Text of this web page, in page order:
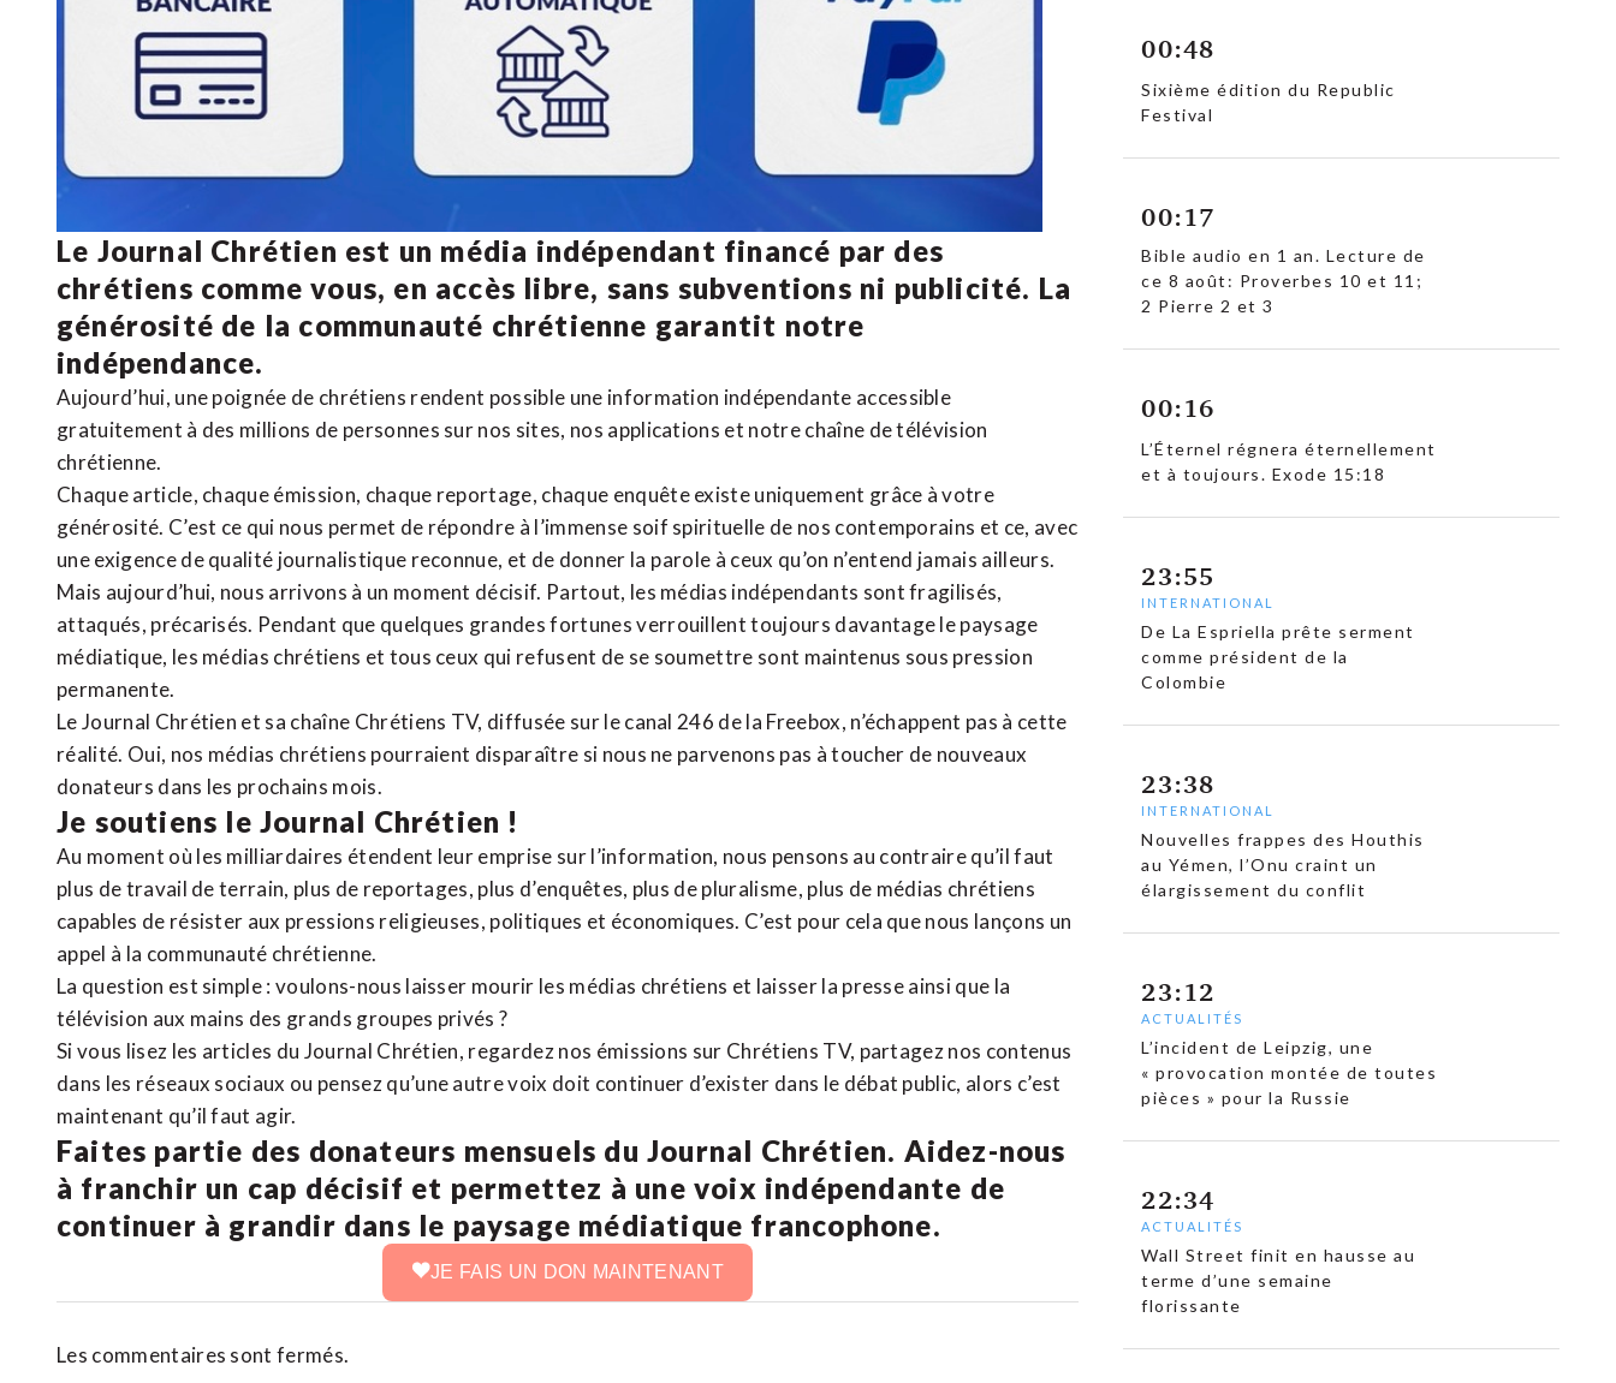
Le Journal Chrétien est un média indépendant financé par des
chrétiens comme vous, en accès libre, sans subventions ni publicité. La
générosité de la communauté chrétienne garantit notre
indépendance.
Aujourd’hui, une poignée de chrétiens rendent possible une information indépendante accessible
gratuitement à des millions de personnes sur nos sites, nos applications et notrechaîne de télévision
chrétienne.
Chaque article, chaque émission, chaque reportage, chaque enquête existe uniquement grâce à votre
générosité. C’est ce qui nous permet de répondre à l’immense soif spirituelle de nos contemporains et ce, avec
une exigence de qualité journalistique reconnue, et de donner la parole à ceux qu’on n’entend jamais ailleurs.
Mais aujourd’hui, nous arrivons à un moment décisif. Partout, les médias indépendants sont fragilisés,
attaqués, précarisés. Pendant que quelques grandes fortunes verrouillent toujours davantage le paysage
médiatique, les médias chrétiens et tous ceux qui refusent de se soumettre sont maintenus sous pression
permanente.
Le Journal Chrétien et sa chaîne Chrétiens TV, diffusée sur le canal 246 de la Freebox, n’échappent pas à cette
réalité. Oui, nos médias chrétiens pourraient disparaître si nous ne parvenons pas à toucher de nouveaux
donateurs dans les prochains mois.
Je soutiens le Journal Chrétien !
Au moment où les milliardaires étendent leur emprise sur l’information, nous pensons au contraire qu’il faut
plus de travail de terrain, plus de reportages, plus d’enquêtes, plus de pluralisme, plus de médias chrétiens
capables de résister aux pressions religieuses, politiques et économiques. C’est pour cela que nous lançons un
appel à la communauté chrétienne.
La question est simple : voulons-nous laisser mourir les médias chrétiens et laisser la presse ainsi que la
télévision aux mains des grands groupes privés ?
Si vous lisez les articles du Journal Chrétien, regardez nos émissions sur Chrétiens TV, partagez nos contenus
dans les réseaux sociaux ou pensez qu’une autre voix doit continuer d’exister dans le débat public, alors c’est
maintenant qu’il faut agir.
Faites partie des donateurs mensuels du Journal Chrétien. Aidez-nous
à franchir un cap décisif et permettez à une voix indépendante de
continuer à grandir dans le paysage médiatique francophone.
JE FAIS UN DON MAINTENANT
Les commentaires sont fermés.
00:48
Sixième édition du Republic
Festival
00:17
Bible audio en 1 an. Lecture de
ce 8 août: Proverbes 10 et 11;
2 Pierre 2 et 3
00:16
L’Éternel régnera éternellement
et à toujours. Exode 15:18
23:55
INTERNATIONAL
De La Espriella prête serment
comme président de la
Colombie
23:38
INTERNATIONAL
Nouvelles frappes des Houthis
au Yémen, l’Onu craint un
élargissement du conflit
23:12
ACTUALITÉS
L’incident de Leipzig, une
« provocation montée de toutes
pièces » pour la Russie
22:34
ACTUALITÉS
Wall Street finit en hausse au
terme d’une semaine
florissante